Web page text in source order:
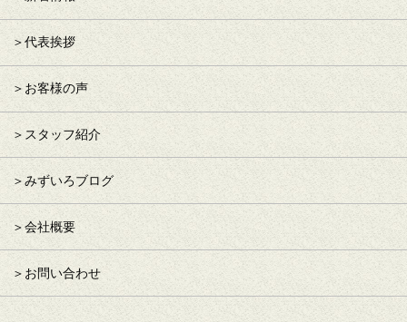
代表挨拶
お客様の声
スタッフ紹介
みずいろブログ
会社概要
お問い合わせ